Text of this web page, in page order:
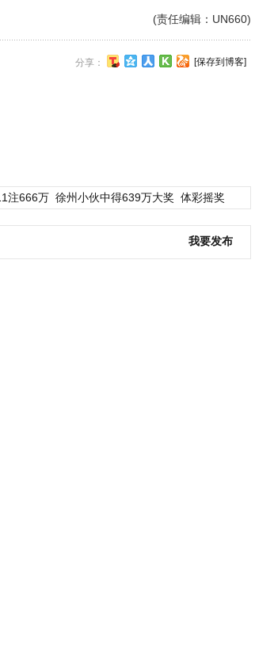
(责任编辑：UN660)
分享： [保存到博客]
注666万 徐州小伙中得639万大奖 体彩摇奖
我要发布